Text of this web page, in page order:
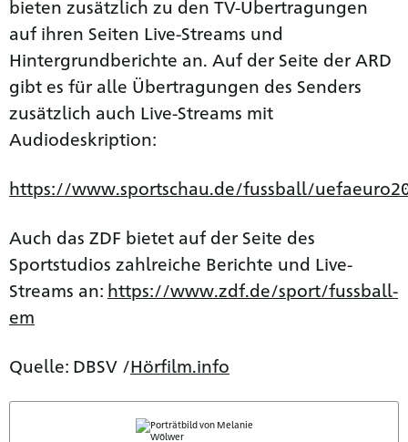
bieten zusätzlich zu den TV-Übertragungen
auf ihren Seiten Live-Streams und
Hintergrundberichte an. Auf der Seite der ARD
gibt es für alle Übertragungen des Senders
zusätzlich auch Live-Streams mit
Audiodeskription:
https://www.sportschau.de/fussball/
Auch das ZDF bietet auf der Seite des
Sportstudios zahlreiche Berichte und Live-
Streams an: https://www.zdf.de/sport/fussball-
em
Quelle: DBSV /Hörfilm.info